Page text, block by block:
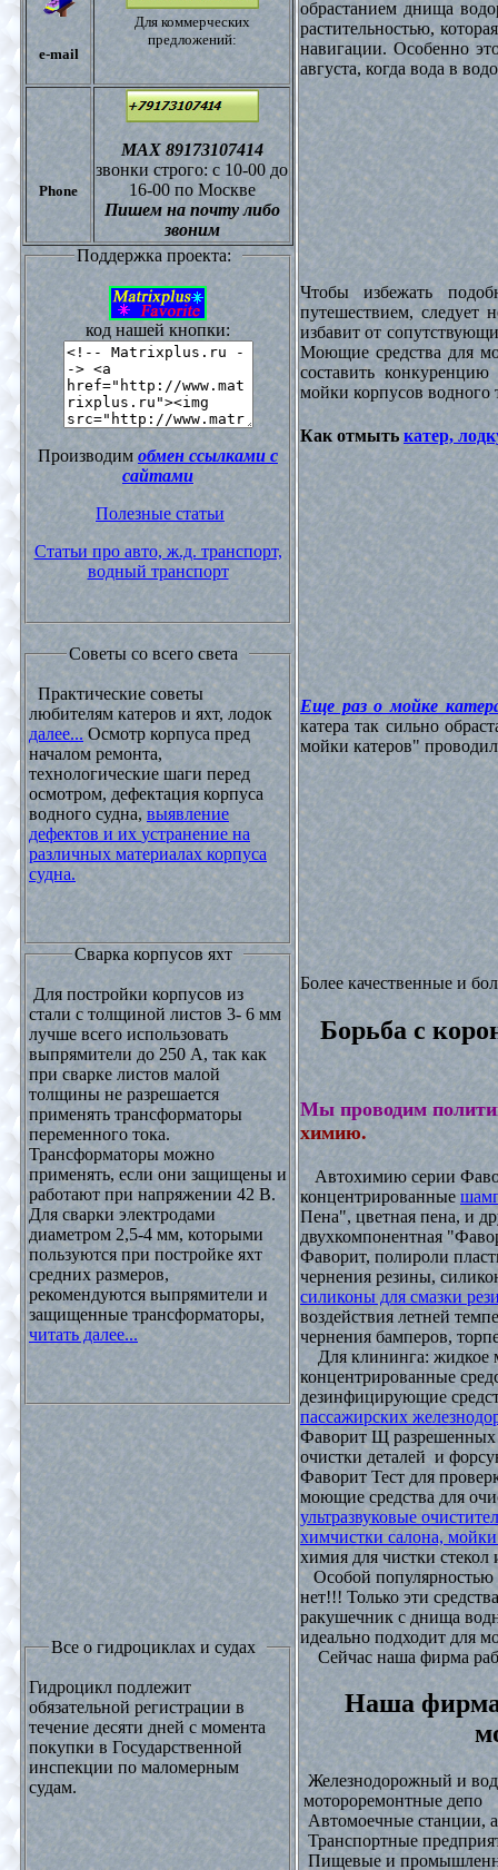
e-mail
Для коммерческих
предложений:
Phone
МАХ 89173107414
звонки строго: с 10-00 до
16-00 по Москве
Пишем на почту либо
звоним
Поддержка проекта:
код нашей кнопки:
Производим обмен ссылками с
сайтами
Полезные статьи
Статьи про авто, ж.д. транспорт,
водный транспорт
Советы со всего света
Практические советы
любителям катеров и яхт, лодок
далее... Осмотр корпуса пред
началом ремонта,
технологические шаги перед
осмотром, дефектация корпуса
водного судна, выявление
дефектов и их устранение на
различных материалах корпуса
судна.
Сварка корпусов яхт
Для постройки корпусов из
стали с толщиной листов 3- 6 мм
лучше всего использовать
выпрямители до 250 А, так как
при сварке листов малой
толщины не разрешается
применять трансформаторы
переменного тока.
Трансформаторы можно
применять, если они защищены и
работают при напряжении 42 В.
Для сварки электродами
диаметром 2,5-4 мм, которыми
пользуются при постройке яхт
средних размеров,
рекомендуются выпрямители и
защищенные трансформаторы,
читать далее...
Все о гидроциклах и судах
Гидроцикл подлежит
обязательной регистрации в
течение десяти дней с момента
покупки в Государственной
инспекции по маломерным
судам.
обрастанием днища
растительностью,
навигации. Особенно
августа, когда вода в
Чтобы избежать
путешествием, следует
избавит от
Моющие средства для
составить
мойки корпусов водного
Как отмыть катер,
Еще раз о мойке
катера так сильно
мойки катеров"
Более качественные и
Борьба с
Мы проводим
химию.
Автохимию серии
концентрированные
Пена", цветная пена, и
двухкомпонентная
Фаворит, полироли
чернения резины,
силиконы для смазки
воздействия летней
чернения бамперов,
Для клининга: жидкое
концентрированные
дезинфицирующие
пассажирских
Фаворит Щ
очистки деталей и
Фаворит Тест для
моющие средства для
ультразвуковые
химчистки салона,
химия для чистки стекол
Особой популярностью
нет!!! Только эти
ракушечник с днища
идеально подходит для
Сейчас наша фирма
Наша фирма
Железнодорожный и
мотороремонтные депо
Автомоечные станции,
Транспортные
Пищевые и